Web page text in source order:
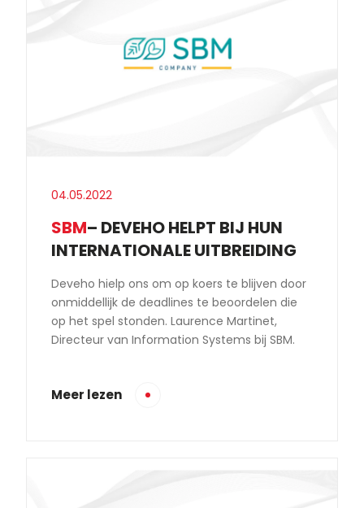
04.05.2022
SBM– DEVEHO HELPT BIJ HUN
INTERNATIONALE UITBREIDING
Deveho hielp ons om op koers te blijven door
onmiddellijk de deadlines te beoordelen die
op het spel stonden. Laurence Martinet,
Directeur van Information Systems bij SBM.
Meer lezen